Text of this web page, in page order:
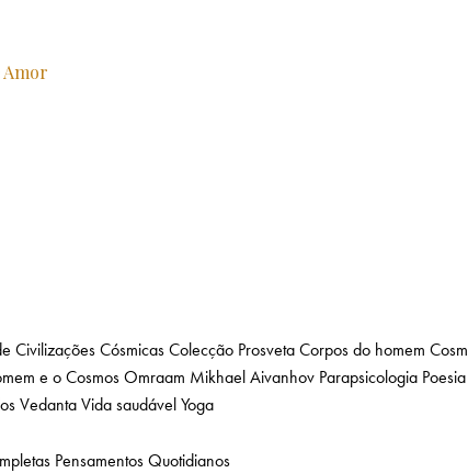
Amor
Civilizações CósmicasColecção ProsvetaCorpos do homem
e o CosmosOmraam Mikhael Aivanhov Parapsicologia Poesia
VedantaVida saudávelYoga
Pensamentos Quotidianos